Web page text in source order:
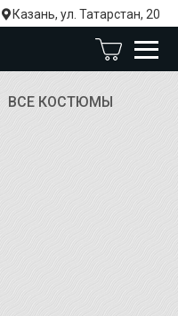
Казань, ул. Татарстан, 20
ВСЕ КОСТЮМЫ